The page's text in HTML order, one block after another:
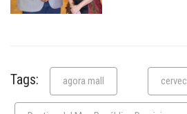
Tags: agora mall